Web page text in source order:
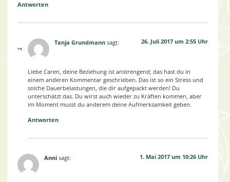
Antworten
Tanja Grundmann sagt: 26. Juli 2017 um 2:55 Uhr
Liebe Caren, deine Beziehung ist anstrengend; das hast du in
einem anderen Kommentar geschrieben. Das ist so ein Stress und
solche Dauerbelastungen, die dir aufgepackt werden! Du
unterschätzt das. Du wirst auch wieder zu Kräften kommen, aber
im Moment musst du anderem deine Aufmerksamkeit geben.
Antworten
Anni sagt: 1. Mai 2017 um 10:26 Uhr